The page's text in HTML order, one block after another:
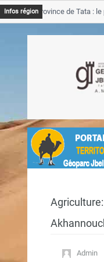
Infos région
Province de Tata : le
Admin